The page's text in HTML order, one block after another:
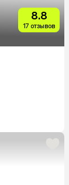
8.8
17 отзывов